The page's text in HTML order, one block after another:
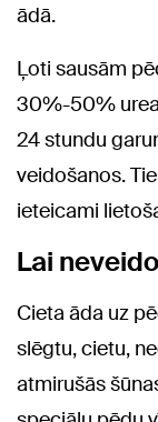
ādā.
Ļoti sausām
30%-50%
24 stundu
veidošanos.
ieteicami
Lai
Cieta āda uz
slēgtu, cietu,
atmirušās